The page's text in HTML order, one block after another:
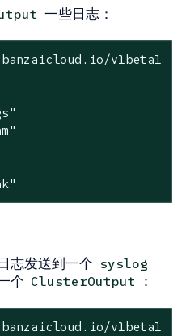
一些日志：
v1beta1
志发送到一个 syslog
个 ClusterOutput ：
v1beta1